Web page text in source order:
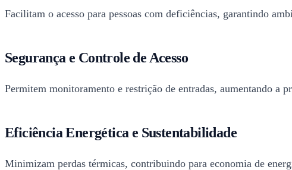
Facilitam o acesso para pessoas com deficiências, garantindo
Segurança e Controle de Acesso
Permitem monitoramento e restrição de entradas, aumentando a
Eficiência Energética e Sustentabilidade
Minimizam perdas térmicas, contribuindo para economia de